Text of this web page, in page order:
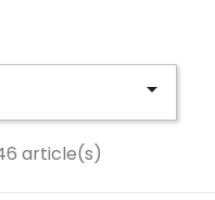

article(s)